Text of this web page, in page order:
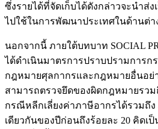
ซึ่งรายได้ที่จัดเก็บได้ดังกล่าวจะนำส่
ไปใช้ในการพัฒนาประเทศในด้านต่า
นอกจากนี้ ภายใต้บทบาท SOCIAL
ได้ดำเนินมาตรการปราบปรามการก
กฎหมายศุลกากรและกฎหมายอื่นอย่
สามารถตรวจยึดของผิดกฎหมายรว
กรณีหลีกเลี่ยงค่าภาษีอากรได้รวมถึง
เดียวกันของปีก่อนถึงร้อยละ 20 คิดเ